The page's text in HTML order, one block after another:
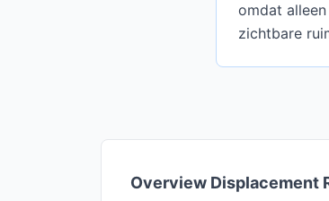
omdat
zichtbare
Overview Displacement